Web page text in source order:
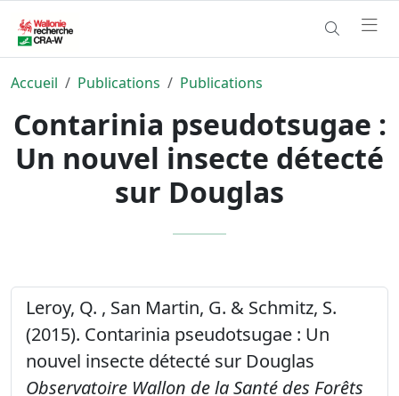
Accueil Publications Publications
Contarinia pseudotsugae :
Un nouvel insecte détecté
sur Douglas
Leroy, Q. , San Martin, G. & Schmitz, S.
(2015). Contarinia pseudotsugae : Un
nouvel insecte détecté sur Douglas
Observatoire Wallon de la Santé des Forêts